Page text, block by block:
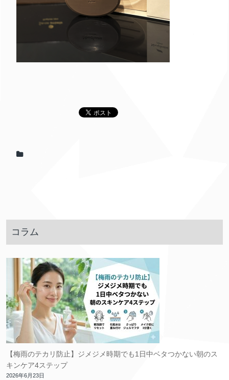
コラム
【梅雨のテカリ防止】ジメジメ時期でも1日中ベタつかない朝のス
キンケア4ステップ
2026年6月23日